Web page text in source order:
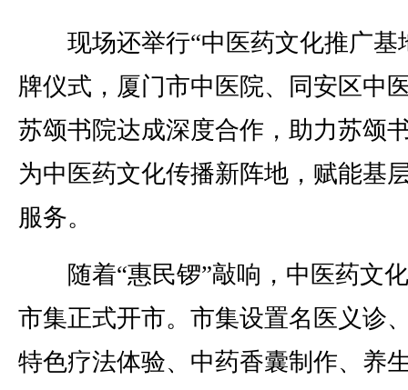
现场还举行“中医药文化推广基
牌仪式，厦门市中医院、同安区中
苏颂书院达成深度合作，助力苏颂
为中医药文化传播新阵地，赋能基
服务。
随着“惠民锣”敲响，中医药文
市集正式开市。市集设置名医义诊
特色疗法体验、中药香囊制作、养